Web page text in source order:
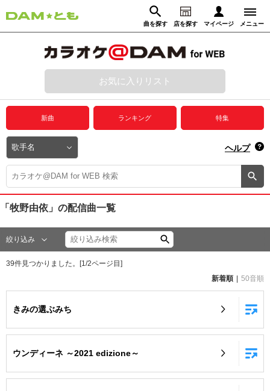
曲を探す 店を探す マイページ メニュー
動画からさがす 録音からさがす
ログイン
プレミアムサービス
DAM★とも動画
DAM★とも録音
カラオケ＠DAM
ユーザー検索
DAMの新曲・ランキングなど
お気に入りリスト
新曲 ランキング 特集
ヘルプ
「牧野由依」 の配信曲一覧
絞り込み
39件見つかりました。[1 /2ページ目]
新着順
50音順
きみの選ぶみち
ウンディーネ ～2021 edizione～